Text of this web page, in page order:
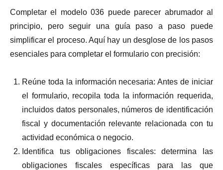
Completar el modelo 036 puede parecer abrumador al
principio, pero seguir una guía paso a paso puede
simplificar el proceso. Aquí hay un desglose de los pasos
esenciales para completar el formulario con precisión:
Reúne toda la información necesaria: Antes de iniciar
el formulario, recopila toda la información requerida,
incluidos datos personales, números de identificación
fiscal y documentación relevante relacionada con tu
actividad económica o negocio.
Identifica tus obligaciones fiscales: determina las
obligaciones fiscales específicas para las que